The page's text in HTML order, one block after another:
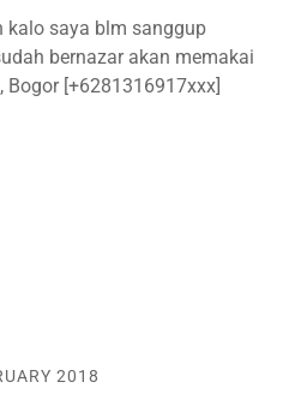
kalo saya blm sanggup
bernazar akan memakai
Bogor [+6281316917xxx]
2018